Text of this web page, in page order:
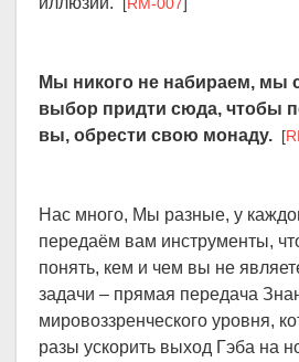
Мы никого не набираем, мы
выбор придти сюда, чтобы
вы, обрести свою монаду. [
Нас много, Мы разные, у
передаём вам инструменты,
понять, кем и чем вы не
задачи – прямая передача
мировоззренческого уровня,
разы ускорить выход Гэба на